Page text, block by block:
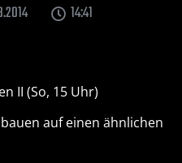
14:41
II (So, 15 Uhr)
auf einen ähnlichen